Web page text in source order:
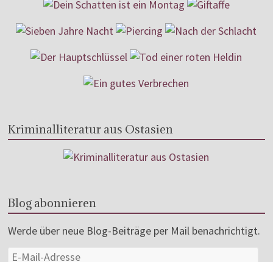
Kriminalliteratur aus Ostasien
Blog abonnieren
Werde über neue Blog-Beiträge per Mail benachrichtigt.